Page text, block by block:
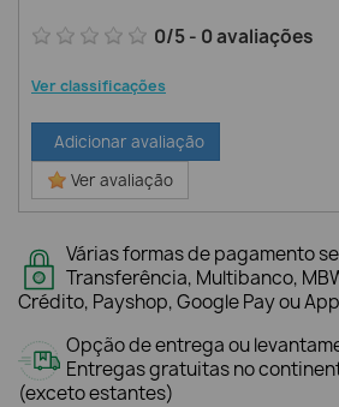
0/5- 0avaliações
Ver classificações
Adicionar avaliação
Ver avaliação
Várias formas de pagamento
Transferência, Multibanco,
Crédito, Payshop, Google Pay ou
Opção de entrega ou
Entregas gratuitas no
(exceto estantes)